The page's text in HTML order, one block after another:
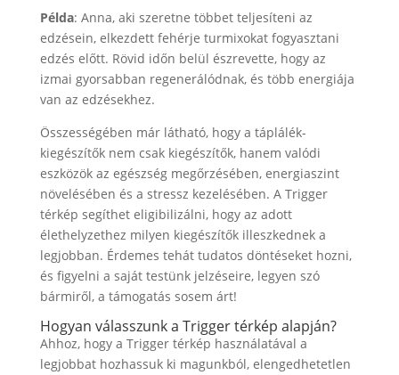
Példa: Anna, aki szeretne többet teljesíteni az
edzésein, elkezdett fehérje turmixokat fogyasztani
edzés előtt. Rövid időn belül észrevette, hogy az
izmai gyorsabban regenerálódnak, és több energiája
van az edzésekhez.
Összességében már látható, hogy a táplálék-
kiegészítők nem csak kiegészítők, hanem valódi
eszközök az egészség megőrzésében, energiaszint
növelésében és a stressz kezelésében. A Trigger
térkép segíthet eligibilizálni, hogy az adott
élethelyzethez milyen kiegészítők illeszkednek a
legjobban. Érdemes tehát tudatos döntéseket hozni,
és figyelni a saját testünk jelzéseire, legyen szó
bármiről, a támogatás sosem árt!
Hogyan válasszunk a Trigger térkép alapján?
Ahhoz, hogy a Trigger térkép használatával a
legjobbat hozhassuk ki magunkból, elengedhetetlen